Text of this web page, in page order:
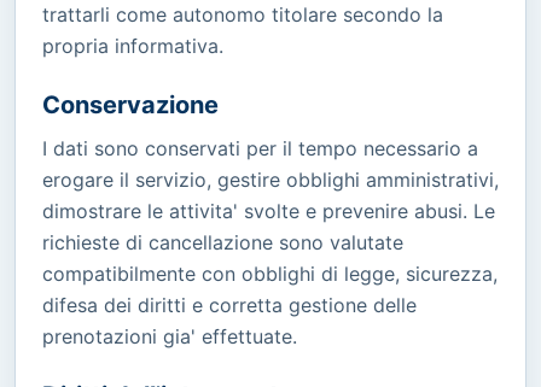
trattarli come autonomo titolare secondo la
propria informativa.
Conservazione
I dati sono conservati per il tempo necessario a
erogare il servizio, gestire obblighi amministrativi,
dimostrare le attivita' svolte e prevenire abusi. Le
richieste di cancellazione sono valutate
compatibilmente con obblighi di legge, sicurezza,
difesa dei diritti e corretta gestione delle
prenotazioni gia' effettuate.